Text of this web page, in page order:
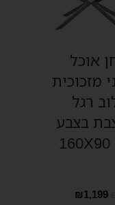
אוכל
מזכוכית
רגל
בצבע
ניקל 160X90
₪1,199